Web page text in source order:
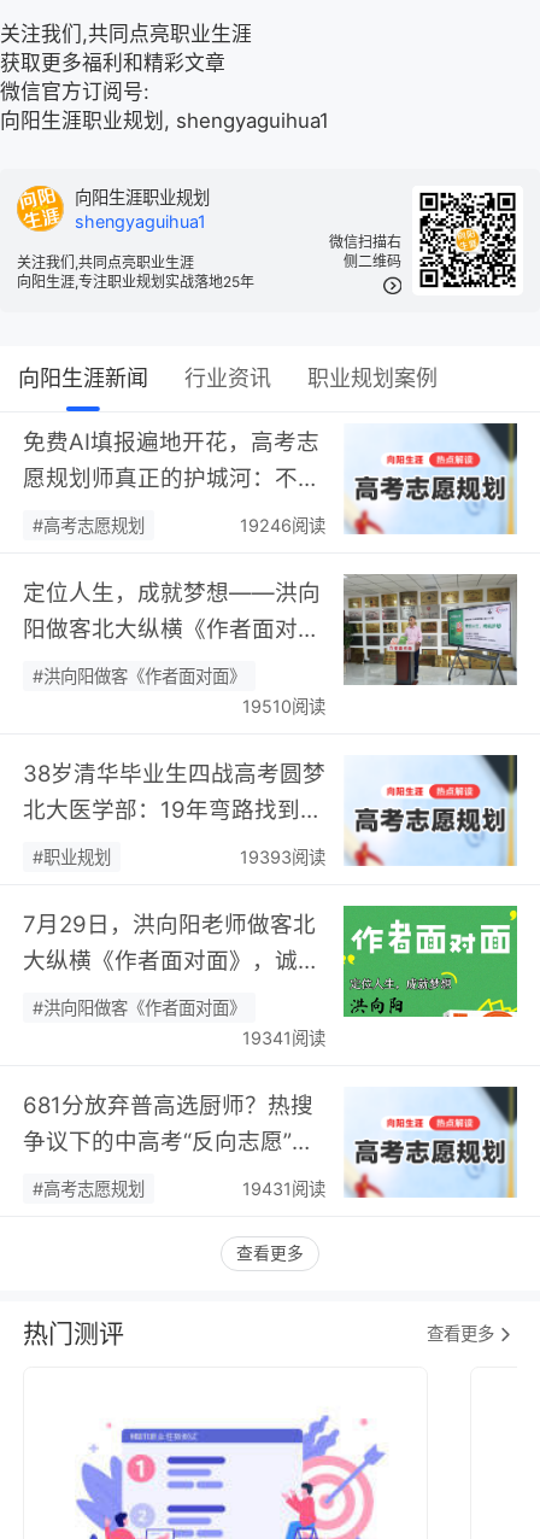
关注我们,共同点亮职业生涯
获取更多福利和精彩文章
微信官方订阅号:
向阳生涯职业规划, shengyaguihua1
微信扫描右
侧二维码
向阳生涯职业规划
shengyaguihua1
关注我们,共同点亮职业生涯
向阳生涯,专注职业规划实战落地25年
向阳生涯新闻 行业资讯 职业规划案例
免费AI填报遍地开花，高考志
愿规划师真正的护城河：不靠
数据，靠“人”…
#高考志愿规划 19246阅读
定位人生，成就梦想——洪向
阳做客北大纵横《作者面对
面》开展职业规划专题分享…
#洪向阳做客《作者面对面》
19510阅读
38岁清华毕业生四战高考圆梦
北大医学部：19年弯路找到终
身热爱，可幸又可惜！…
#职业规划 19393阅读
7月29日，洪向阳老师做客北
大纵横《作者面对面》，诚邀
您现场相聚！…
#洪向阳做客《作者面对面》
19341阅读
681分放弃普高选厨师？热搜
争议下的中高考“反向志愿”
潮，藏着职业规划新逻辑…
#高考志愿规划 19431阅读
查看更多
热门测评 查看更多